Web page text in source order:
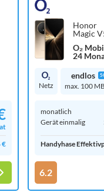
€
Honor
Magic
O₂
24
Netz
endlos
max. 100
monatlich
Gerät einmalig
Handyhase
6.2